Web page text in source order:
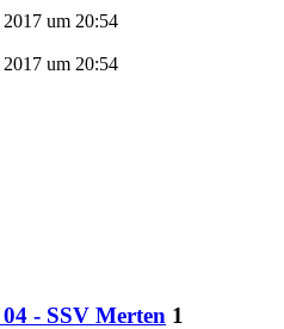
um 20:54
um 20:54
- SSV Merten 1